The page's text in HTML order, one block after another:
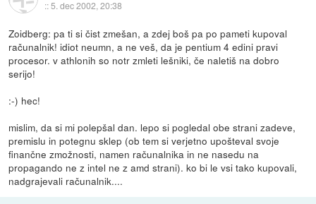
::5. dec 2002, 20:38
Zoidberg: pa ti si čist zmešan, a zdej boš pa po pameti kupoval
računalnik! idiot neumn, a ne veš, da je pentium 4 edini pravi
procesor. v athlonih so notr zmleti lešniki, če naletiš na dobro
serijo!
:-) hec!
mislim, da si mi polepšal dan. lepo si pogledal obe strani zadeve,
premislu in potegnu sklep (ob tem si verjetno upošteval svoje
finančne zmožnosti, namen računalnika in ne nasedu na
propagando ne z intel ne z amd strani). ko bi le vsi tako kupovali,
nadgrajevali računalnik....